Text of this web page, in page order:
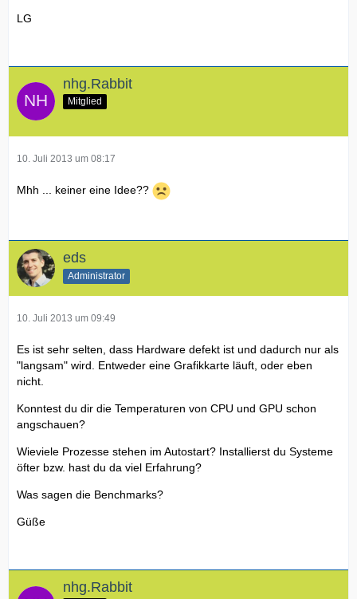
LG
nhg.Rabbit
Mitglied
10. Juli 2013 um 08:17
Mhh ... keiner eine Idee??
eds
Administrator
10. Juli 2013 um 09:49
Es ist sehr selten, dass Hardware defekt ist und dadurch nur als
"langsam" wird. Entweder eine Grafikkarte läuft, oder eben
nicht.
Konntest du dir die Temperaturen von CPU und GPU schon
angschauen?
Wieviele Prozesse stehen im Autostart? Installierst du Systeme
öfter bzw. hast du da viel Erfahrung?
Was sagen die Benchmarks?
Güße
nhg.Rabbit